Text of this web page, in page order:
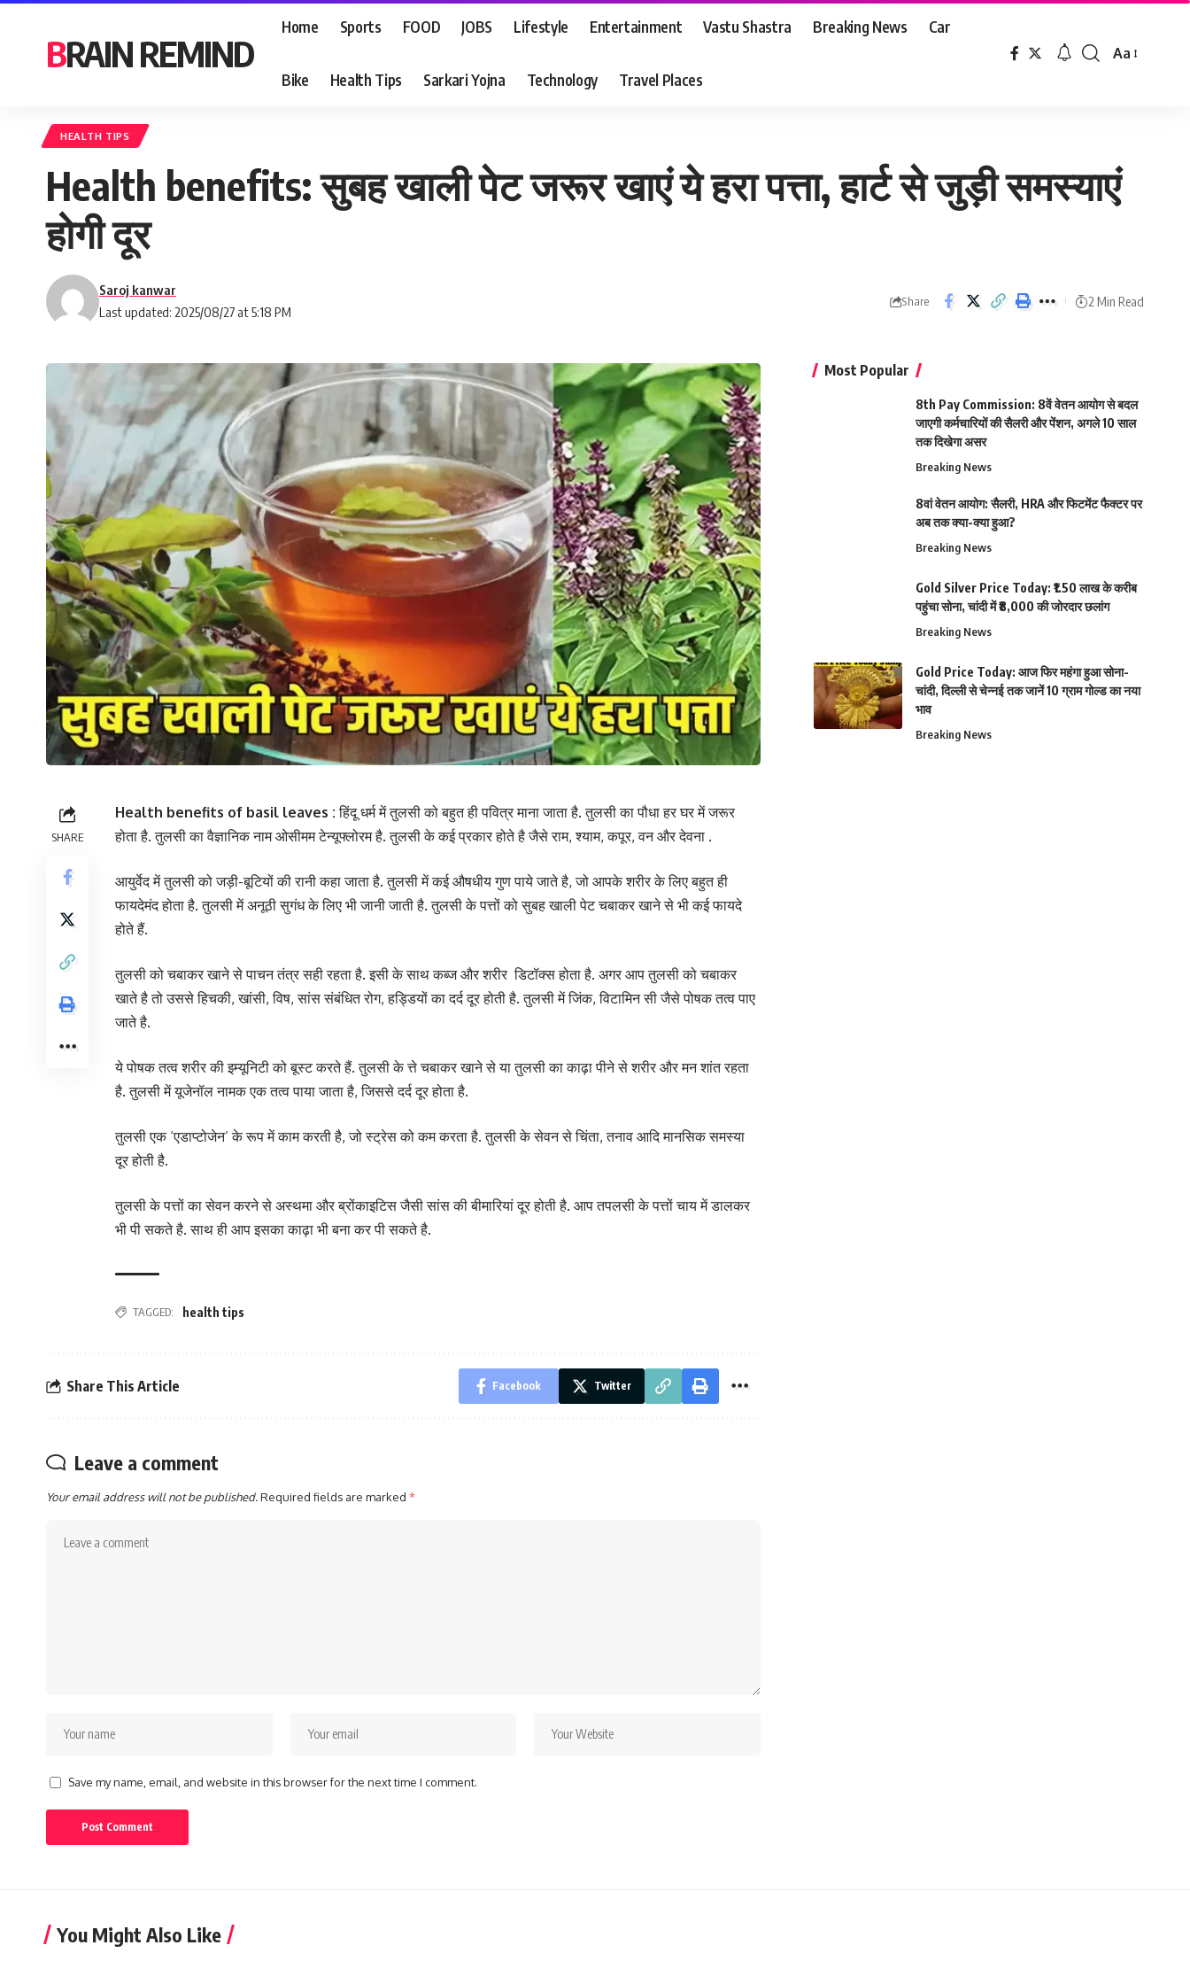
BRAIN REMIND
Home Sports FOOD JOBS Lifestyle Entertainment Vastu Shastra Breaking News Car
Bike Health Tips Sarkari Yojna Technology Travel Places
Font
Aa
HEALTH TIPS
Health benefits: सुबह खाली पेट जरूर खाएं ये हरा पत्ता, हार्ट से जुड़ी समस्याएं
होगी दूर
Last updated: 2025/08/27 at 5:18 PM
Saroj kanwar
Share 2 Min Read
SHARE
Health benefits of basil leaves :हिंदू धर्म में तुलसी को बहुत ही पवित्र माना जाता है. तुलसी का पौधा हर घर में जरूर
होता है. तुलसी का वैज्ञानिक नाम ओसीमम टेन्यूफ्लोरम है. तुलसी के कई प्रकार होते है जैसे राम, श्याम, कपूर, वन और देवना .
आयुर्वेद में तुलसी को जड़ी-बूटियों की रानी कहा जाता है. तुलसी में कई औषधीय गुण पाये जाते है, जो आपके शरीर के लिए बहुत ही
फायदेमंद होता है. तुलसी में अनूठी सुगंध के लिए भी जानी जाती है. तुलसी के पत्तों को सुबह खाली पेट चबाकर खाने से भी कई फायदे
होते हैं.
तुलसी को चबाकर खाने से पाचन तंत्र सही रहता है. इसी के साथ कब्ज और शरीर डिटॉक्स होता है. अगर आप तुलसी को चबाकर
खाते है तो उससे हिचकी, खांसी, विष, सांस संबंधित रोग, हड्डियों का दर्द दूर होती है. तुलसी में जिंक, विटामिन सी जैसे पोषक तत्व पाए
जाते है.
ये पोषक तत्व शरीर की इम्यूनिटी को बूस्ट करते हैं. तुलसी के त्ते चबाकर खाने से या तुलसी का काढ़ा पीने से शरीर और मन शांत रहता
है. तुलसी में यूजेनॉल नामक एक तत्व पाया जाता है, जिससे दर्द दूर होता है.
तुलसी एक ‘एडाप्टोजेन’ के रूप में काम करती है, जो स्ट्रेस को कम करता है. तुलसी के सेवन से चिंता, तनाव आदि मानसिक समस्या
दूर होती है.
तुलसी के पत्तों का सेवन करने से अस्थमा और ब्रोंकाइटिस जैसी सांस की बीमारियां दूर होती है. आप तपलसी के पत्तों चाय में डालकर
भी पी सकते है. साथ ही आप इसका काढ़ा भी बना कर पी सकते है.
TAGGED: health tips
Share This Article Facebook Twitter
Leave a comment
Your email address will not be published.Required fields are marked *
Save my name, email, and website in this browser for the next time I comment.
Most Popular
8th Pay Commission: 8वें वेतन आयोग से बदल
जाएगी कर्मचारियों की सैलरी और पेंशन, अगले 10 साल
तक दिखेगा असर
Breaking News
8वां वेतन आयोग: सैलरी, HRA और फिटमेंट फैक्टर पर
अब तक क्या-क्या हुआ?
Breaking News
Gold Silver Price Today: ₹1.50 लाख के करीब
पहुंचा सोना, चांदी में ₹8,000 की जोरदार छलांग
Breaking News
Gold Price Today: आज फिर महंगा हुआ सोना-
चांदी, दिल्ली से चेन्नई तक जानें 10 ग्राम गोल्ड का नया
भाव
Breaking News
You Might Also Like